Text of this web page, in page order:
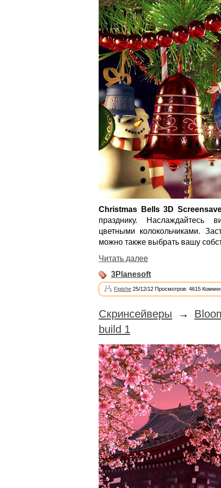
Christmas Bells 3D
празднику. Наслаждайтесь
цветными колокольчиками.
можно также выбрать вашу
Читать далее
3Planesoft
Figishe 25/12/12 Просмотров: 4615
Скринсейверы →
build 1